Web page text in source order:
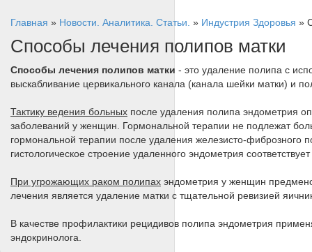
Главная » Новости. Аналитика. Статьи. » Индустрия Здоровья »
Способы лечения полипов матки
Способы лечения полипов матки - это удаление полипа с
выскабливание цервикального канала (канала шейки матки) и
Тактику ведения больных после удаления полипа эндометрия
заболеваний у женщин. Гормональной терапии не подлежат
гормональной терапии после удаления железисто-
гистологическое строение удаленного эндометрия
При угрожающих раком полипах эндометрия у женщин
лечения является удаление матки с тщательной ревизией
В качестве профилактики рецидивов полипа эндометрия
эндокринолога.